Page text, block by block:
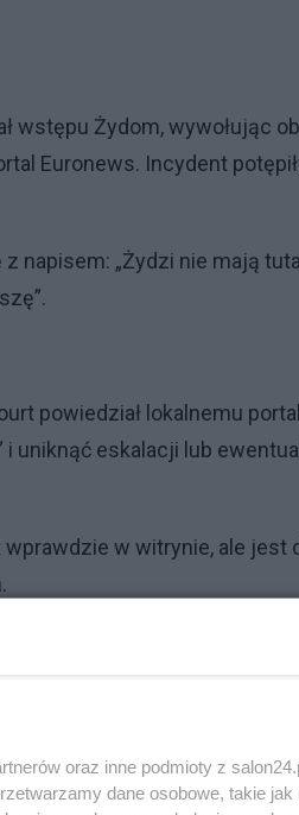
wstępu Żydom, wywołując
Euronews. Incydent
napisem: „Żydzi nie mają
powiedział lokalnemu
uniknąć eskalacji lub
w witrynie, ale jest
karty dziejów
Fabian Geyer.
– oświadczył
oraz inne podmioty z
dane osobowe, takie